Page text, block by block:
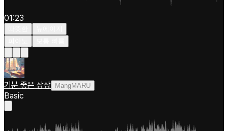
01:23
기분 좋은 상상 MangMARU
Basic